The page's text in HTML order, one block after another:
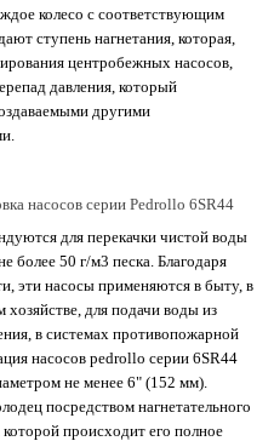
колесо с соответствующим
ступень нагнетания, которая,
центробежных насосов,
давления, который
другими
насосов серии Pedrollo 6SR44
для перекачки чистой воды
более 50 г/м3 песка. Благодаря
эти насосы применяются в быту, в
для подачи воды из
в системах противопожарной
насосов pedrollo серии 6SR44
не менее 6" (152 мм).
посредством нагнетательного
происходит его полное